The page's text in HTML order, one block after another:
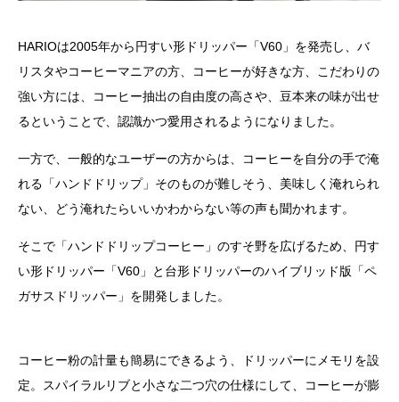
HARIOは2005年から円すい形ドリッパー「V60」を発売し、バ
リスタやコーヒーマニアの方、コーヒーが好きな方、こだわりの
強い方には、コーヒー抽出の自由度の高さや、豆本来の味が出せ
るということで、認識かつ愛用されるようになりました。
一方で、一般的なユーザーの方からは、コーヒーを自分の手で淹
れる「ハンドドリップ」そのものが難しそう、美味しく淹れられ
ない、どう淹れたらいいかわからない等の声も聞かれます。
そこで「ハンドドリップコーヒー」のすそ野を広げるため、円す
い形ドリッパー「V60」と台形ドリッパーのハイブリッド版「ペ
ガサスドリッパー」を開発しました。
コーヒー粉の計量も簡易にできるよう、ドリッパーにメモリを設
定。スパイラルリブと小さな二つ穴の仕様にして、コーヒーが膨